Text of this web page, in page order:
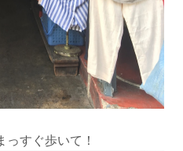
っすぐ歩いて！